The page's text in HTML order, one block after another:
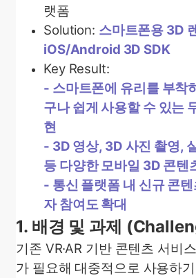
랫폼
Solution: 스마트폰용 3D
iOS/Android 3D SDK
Key Result:
- 스마트폰에 유리를 부착
구나 쉽게 사용할 수 있는
현
- 3D 영상, 3D 사진 촬영,
등 다양한 모바일 3D 콘텐
- 통신 플랫폼 내 신규 콘
자 참여도 확대
1. 배경 및 과제
기존 VR·AR 기반 콘텐츠 서비
가 필요해 대중적으로 사용하